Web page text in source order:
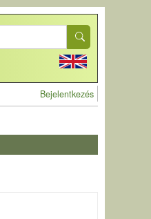
User account
Bejelentkezés